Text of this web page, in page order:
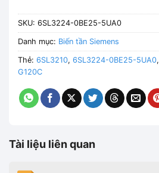
SKU: 6SL3224-0BE25-5UA0
Danh mục: Biến tần Siemens
Thẻ: 6SL3210, 6SL3224-0BE25-5UA0,
G120C
Tài liệu liên quan